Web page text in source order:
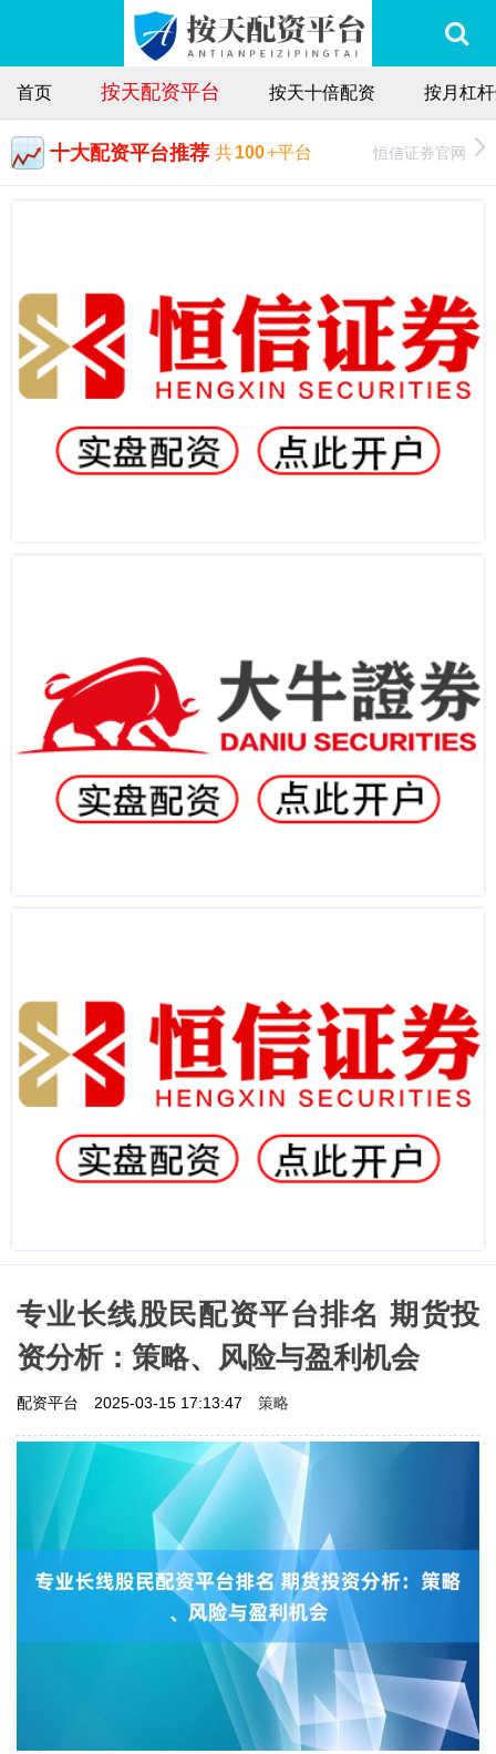
首页 按天配资平台 按天十倍配资 按月杠
十大配资平台推荐 共100+平台 恒信证券官网
专业长线股民配资平台排名 期货投
资分析：策略、风险与盈利机会
配资平台 2025-03-15 17:13:47 策略